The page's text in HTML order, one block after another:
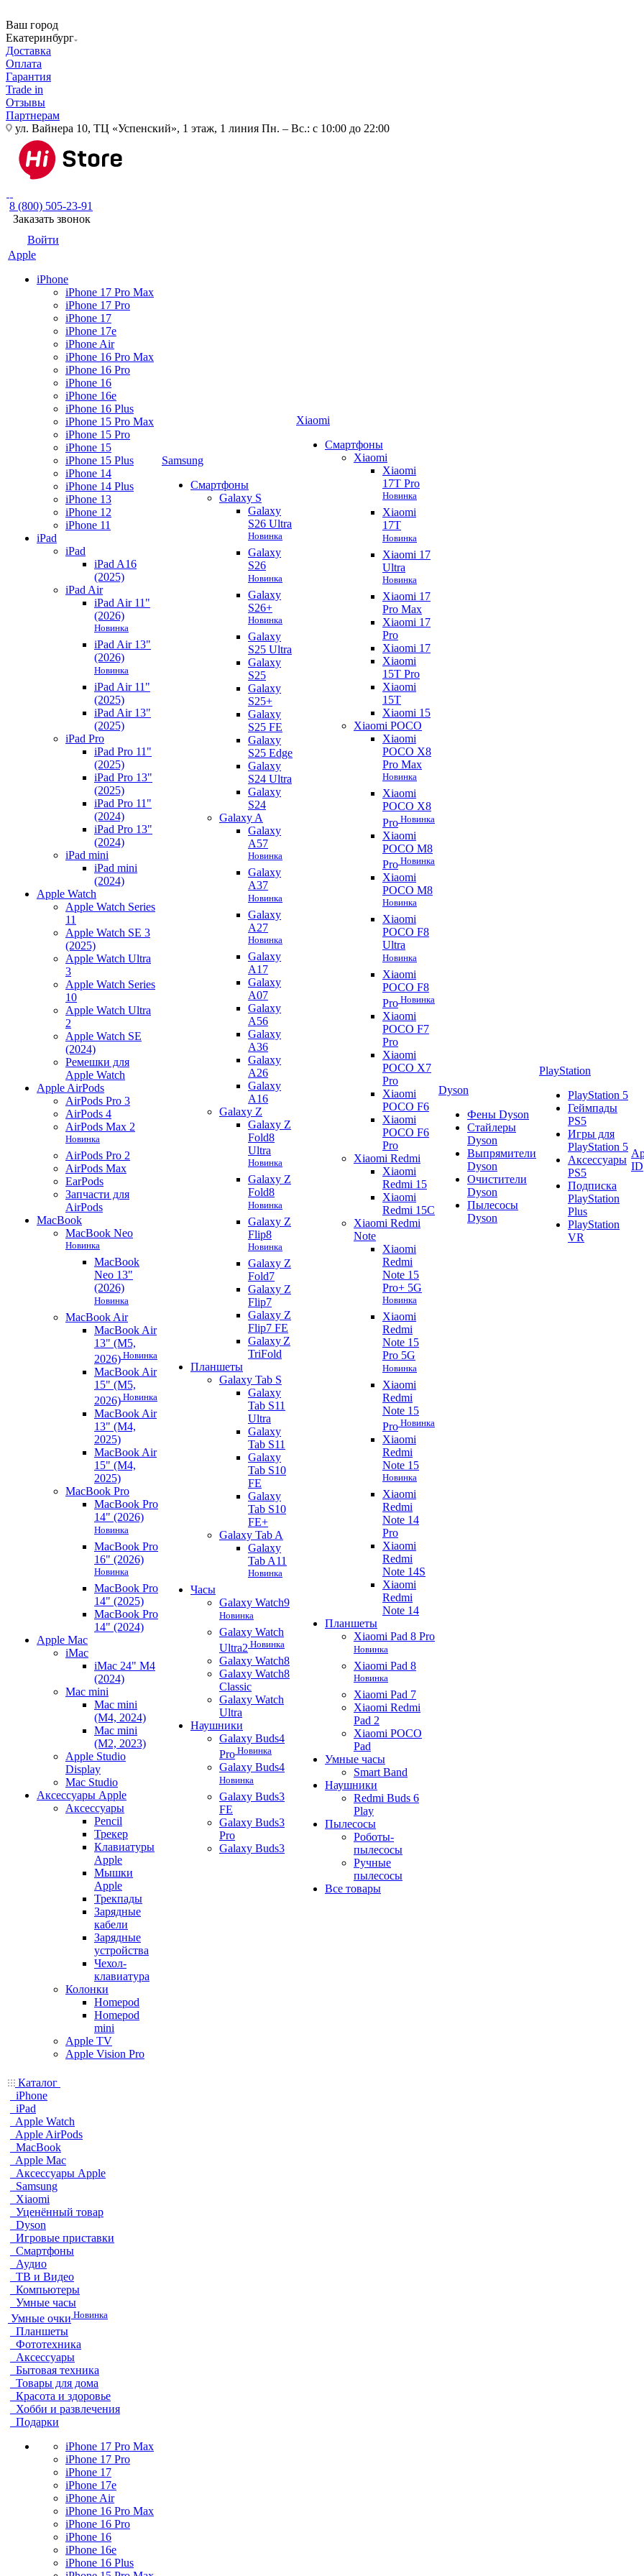
Ваш город
Екатеринбург
Доставка
Оплата
Гарантия
Trade in
Отзывы
Партнерам
ул. Вайнера 10, ТЦ «Успенский», 1 этаж, 1 линия Пн. – Вс.: с 10:00 до 22:00
8 (800) 505-23-91
Заказать звонок
Войти
Apple
iPhone
iPhone 17 Pro Max
iPhone 17 Pro
iPhone 17
iPhone 17e
iPhone Air
iPhone 16 Pro Max
iPhone 16 Pro
iPhone 16
iPhone 16e
iPhone 16 Plus
iPhone 15 Pro Max
iPhone 15 Pro
iPhone 15
iPhone 15 Plus
iPhone 14
iPhone 14 Plus
iPhone 13
iPhone 12
iPhone 11
iPad
iPad
iPad A16
(2025)
iPad Air
iPad Air 11"
(2026)
Новинка
iPad Air 13"
(2026)
Новинка
iPad Air 11"
(2025)
iPad Air 13"
(2025)
iPad Pro
iPad Pro 11"
(2025)
iPad Pro 13"
(2025)
iPad Pro 11"
(2024)
iPad Pro 13"
(2024)
iPad mini
iPad mini
(2024)
Apple Watch
Apple Watch Series
11
Apple Watch SE 3
(2025)
Apple Watch Ultra
3
Apple Watch Series
10
Apple Watch Ultra
2
Apple Watch SE
(2024)
Ремешки для
Apple Watch
Apple AirPods
AirPods Pro 3
AirPods 4
AirPods Max 2
Новинка
AirPods Pro 2
AirPods Max
EarPods
Запчасти для
AirPods
MacBook
MacBook Neo
Новинка
MacBook
Neo 13"
(2026)
Новинка
MacBook Air
MacBook Air
13" (M5,
2026) Новинка
MacBook Air
15" (M5,
2026) Новинка
MacBook Air
13" (M4,
2025)
MacBook Air
15" (M4,
2025)
MacBook Pro
MacBook Pro
14" (2026)
Новинка
MacBook Pro
16" (2026)
Новинка
MacBook Pro
14" (2025)
MacBook Pro
14" (2024)
Apple Mac
iMac
iMac 24" M4
(2024)
Mac mini
Mac mini
(M4, 2024)
Mac mini
(M2, 2023)
Apple Studio
Display
Mac Studio
Аксессуары Apple
Аксессуары
Pencil
Трекер
Клавиатуры
Apple
Мышки
Apple
Трекпады
Зарядные
кабели
Зарядные
устройства
Чехол-
клавиатура
Колонки
Homepod
Homepod
mini
Apple TV
Apple Vision Pro
Samsung
Смартфоны
Galaxy S
Galaxy
S26 Ultra
Новинка
Galaxy
S26
Новинка
Galaxy
S26+
Новинка
Galaxy
S25 Ultra
Galaxy
S25
Galaxy
S25+
Galaxy
S25 FE
Galaxy
S25 Edge
Galaxy
S24 Ultra
Galaxy
S24
Galaxy A
Galaxy
A57
Новинка
Galaxy
A37
Новинка
Galaxy
A27
Новинка
Galaxy
A17
Galaxy
A07
Galaxy
A56
Galaxy
A36
Galaxy
A26
Galaxy
A16
Galaxy Z
Galaxy Z
Fold8
Ultra
Новинка
Galaxy Z
Fold8
Новинка
Galaxy Z
Flip8
Новинка
Galaxy Z
Fold7
Galaxy Z
Flip7
Galaxy Z
Flip7 FE
Galaxy Z
TriFold
Планшеты
Galaxy Tab S
Galaxy
Tab S11
Ultra
Galaxy
Tab S11
Galaxy
Tab S10
FE
Galaxy
Tab S10
FE+
Galaxy Tab A
Galaxy
Tab A11
Новинка
Часы
Galaxy Watch9
Новинка
Galaxy Watch
Ultra2 Новинка
Galaxy Watch8
Galaxy Watch8
Classic
Galaxy Watch
Ultra
Наушники
Galaxy Buds4
Pro Новинка
Galaxy Buds4
Новинка
Galaxy Buds3
FE
Galaxy Buds3
Pro
Galaxy Buds3
Xiaomi
Смартфоны
Xiaomi
Xiaomi
17T Pro
Новинка
Xiaomi
17T
Новинка
Xiaomi 17
Ultra
Новинка
Xiaomi 17
Pro Max
Xiaomi 17
Pro
Xiaomi 17
Xiaomi
15T Pro
Xiaomi
15T
Xiaomi 15
Xiaomi POCO
Xiaomi
POCO X8
Pro Max
Новинка
Xiaomi
POCO X8
Pro Новинка
Xiaomi
POCO M8
Pro Новинка
Xiaomi
POCO M8
Новинка
Xiaomi
POCO F8
Ultra
Новинка
Xiaomi
POCO F8
Pro Новинка
Xiaomi
POCO F7
Pro
Xiaomi
POCO X7
Pro
Xiaomi
POCO F6
Xiaomi
POCO F6
Pro
Xiaomi Redmi
Xiaomi
Redmi 15
Xiaomi
Redmi 15C
Xiaomi Redmi
Note
Xiaomi
Redmi
Note 15
Pro+ 5G
Новинка
Xiaomi
Redmi
Note 15
Pro 5G
Новинка
Xiaomi
Redmi
Note 15
Pro Новинка
Xiaomi
Redmi
Note 15
Новинка
Xiaomi
Redmi
Note 14
Pro
Xiaomi
Redmi
Note 14S
Xiaomi
Redmi
Note 14
Планшеты
Xiaomi Pad 8 Pro
Новинка
Xiaomi Pad 8
Новинка
Xiaomi Pad 7
Xiaomi Redmi
Pad 2
Xiaomi POCO
Pad
Умные часы
Smart Band
Наушники
Redmi Buds 6
Play
Пылесосы
Роботы-
пылесосы
Ручные
пылесосы
Все товары
Dyson
Фены Dyson
Стайлеры
Dyson
Выпрямители
Dyson
Очистители
Dyson
Пылесосы
Dyson
PlayStation
PlayStation 5
Геймпады
PS5
Игры для
PlayStation 5
Аксессуары
PS5
Подписка
PlayStation
Plus
PlayStation
VR
ID
Каталог
iPhone
iPad
Apple Watch
Apple AirPods
MacBook
Apple Mac
Аксессуары Apple
Samsung
Xiaomi
Уценённый товар
Dyson
Игровые приставки
Смартфоны
Аудио
ТВ и Видео
Компьютеры
Умные часы
Умные очки Новинка
Планшеты
Фототехника
Аксессуары
Бытовая техника
Товары для дома
Красота и здоровье
Хобби и развлечения
Подарки
iPhone 17 Pro Max
iPhone 17 Pro
iPhone 17
iPhone 17e
iPhone Air
iPhone 16 Pro Max
iPhone 16 Pro
iPhone 16
iPhone 16e
iPhone 16 Plus